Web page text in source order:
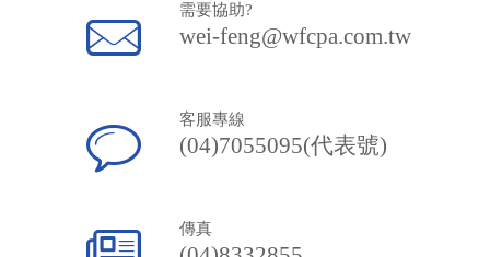
需要協助?
wei-feng@wfcpa.com.tw
客服專線
(04)7055095(代表號)
傳真